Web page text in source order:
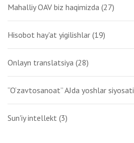
Mahalliy OAV biz haqimizda (27)
Hisobot hay'at yigilishlar (19)
Onlayn translatsiya (28)
“O‘zavtosanoat” AJda yoshlar siyosati
Sun'iy intellekt (3)